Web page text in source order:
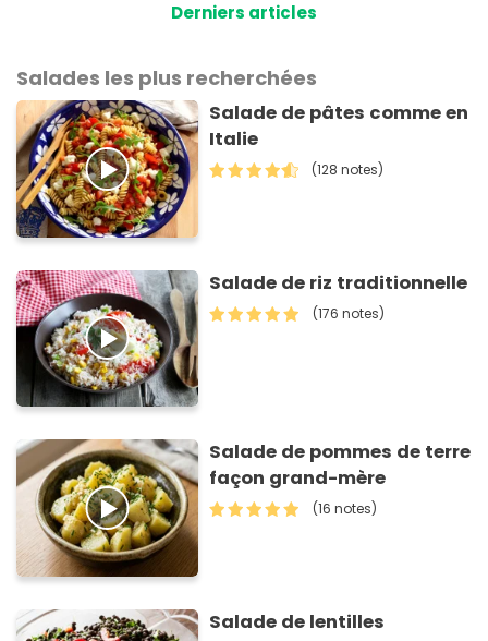
Derniers articles
Salades les plus recherchées
Salade de pâtes comme en
Italie
(128 notes)
Salade de riz traditionnelle
(176 notes)
Salade de pommes de terre
façon grand-mère
(16 notes)
Salade de lentilles